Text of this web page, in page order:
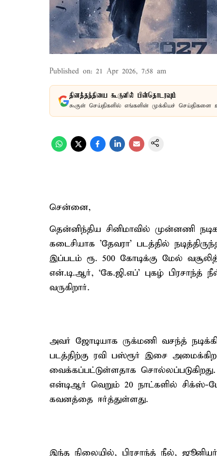
Published on: 21 Apr 2026, 7:58 am
தினத்தந்தியை கூகுளில் பின்தொடரவும்
கூகுள் செய்திகளில் எங்களின் முக்கியச் செய்திகளை
சென்னை,
தென்னிந்திய சினிமாவில் முன்னணி
கடைசியாக 'தேவரா' படத்தில்
இப்படம் ரூ. 500 கோடிக்கு மேல்
என்.டி.ஆர், ‘கே.ஜி.எப்’ புகழ் பிரசாந்த்
வருகிறார்.
அவர் ஜோடியாக ருக்மணி வசந்த்
படத்திற்கு ரவி பஸ்ரூர் இசை
வைக்கப்பட்டுள்ளதாக
என்டிஆர் வெறும் 20 நாட்களில் சிக்ஸ்-
கவனத்தை ஈர்த்துள்ளது.
இந்த நிலையில், பிரசாந்த் நீல்,